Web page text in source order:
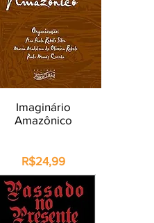
Imaginário
Amazônico
R$24,99